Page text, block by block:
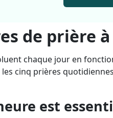
de prière
chaque jour en
cinq prières
est